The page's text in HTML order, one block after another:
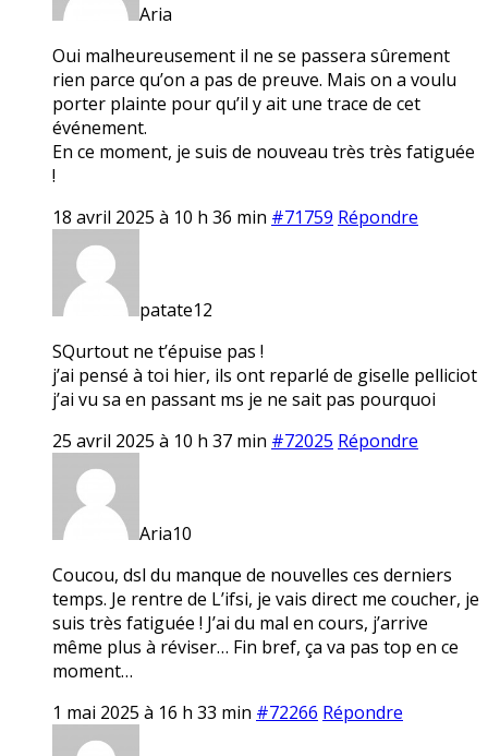
Aria
Oui malheureusement il ne se passera sûrement
rien parce qu’on a pas de preuve. Mais on a voulu
porter plainte pour qu’il y ait une trace de cet
événement.
En ce moment, je suis de nouveau très très fatiguée
!
18 avril 2025 à 10 h 36 min #71759 Répondre
patate12
SQurtout ne t’épuise pas !
j’ai pensé à toi hier, ils ont reparlé de giselle pelliciot
j’ai vu sa en passant ms je ne sait pas pourquoi
25 avril 2025 à 10 h 37 min #72025 Répondre
Aria10
Coucou, dsl du manque de nouvelles ces derniers
temps. Je rentre de L’ifsi, je vais direct me coucher, je
suis très fatiguée ! J’ai du mal en cours, j’arrive
même plus à réviser… Fin bref, ça va pas top en ce
moment…
1 mai 2025 à 16 h 33 min #72266 Répondre